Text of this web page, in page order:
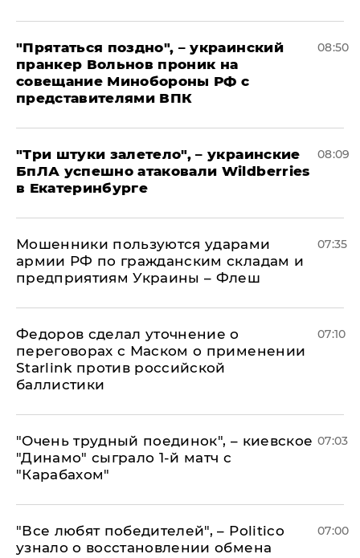
"Прятаться поздно", – украинский
пранкер Вольнов проник на
совещание Минобороны РФ с
представителями ВПК
08:50
"Три штуки залетело", – украинские
БпЛА успешно атаковали Wildberries
в Екатеринбурге
08:09
Мошенники пользуются ударами
армии РФ по гражданским складам и
предприятиям Украины – Флеш
07:35
Федоров сделал уточнение о
переговорах с Маском о применении
Starlink против российской
баллистики
07:10
"Очень трудный поединок", – киевское
"Динамо" сыграло 1-й матч с
"Карабахом"
07:03
​"Все любят победителей", – Politico
узнало о восстановлении обмена
07:00